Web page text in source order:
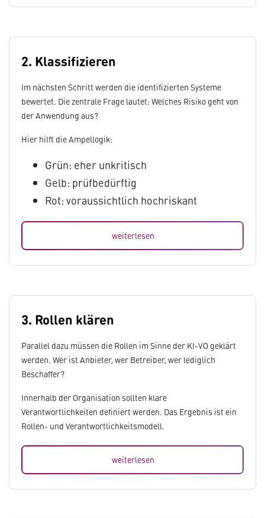
2. Klassifizieren
Im nächsten Schritt werden die identifizierten Systeme
bewertet. Die zentrale Frage lautet: Welches Risiko geht von
der Anwendung aus?
Hier hilft die Ampellogik:
Grün: eher unkritisch
Gelb: prüfbedürftig
Rot: voraussichtlich hochriskant
weiterlesen
3. Rollen klären
Parallel dazu müssen die Rollen im Sinne der KI-VO geklärt
werden. Wer ist Anbieter, wer Betreiber, wer lediglich
Beschaffer?
Innerhalb der Organisation sollten klare
Verantwortlichkeiten definiert werden. Das Ergebnis ist ein
Rollen- und Verantwortlichkeitsmodell.
weiterlesen